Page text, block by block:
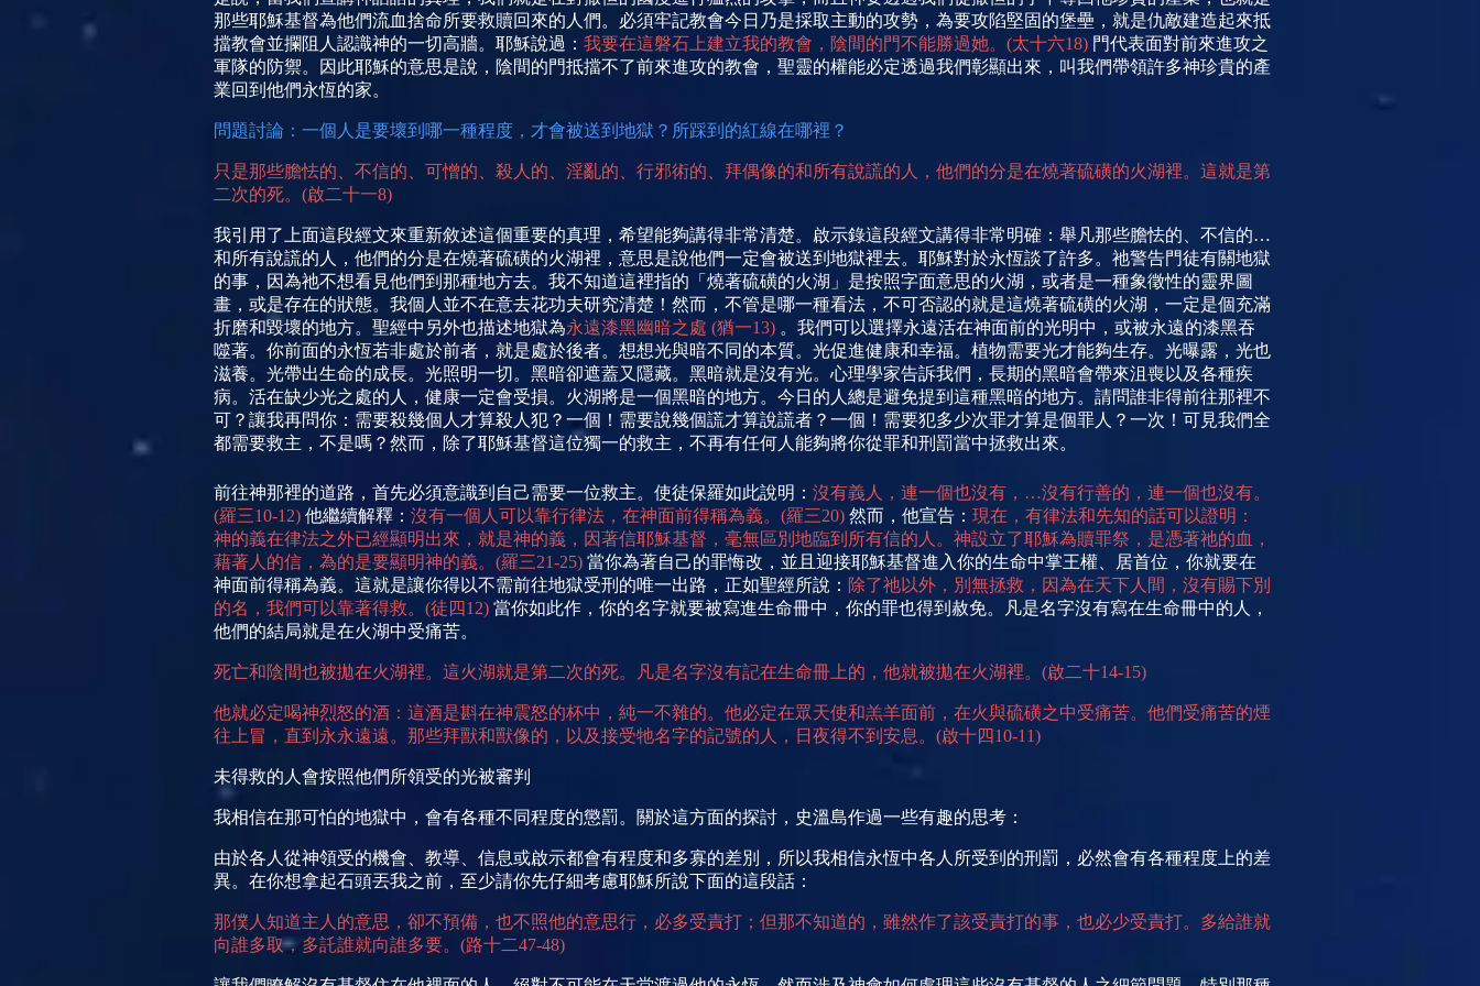
那些耶穌基督為他們流血捨命所要救贖回來的人們。必須牢記教會今日乃是採取主動的攻勢，為要攻陷堅固的堡壘，就是仇敵建造起來抵
擋教會並攔阻人認識神的一切高牆。耶穌說過： 我要在這磐石上建立我的教會，陰間的門不能勝過她。 (太十六18) 門代表面對前來進攻之
軍隊的防禦。因此耶穌的意思是說，陰間的門抵擋不了前來進攻的教會，聖靈的權能必定透過我們彰顯出來，叫我們帶領許多神珍貴的產
業回到他們永恆的家。
問題討論：一個人是要壞到哪一種程度，才會被送到地獄？所踩到的紅線在哪裡？
只是那些膽怯的、不信的、可憎的、殺人的、淫亂的、行邪術的、拜偶像的和所有說謊的人，他們的分是在燒著硫磺的火湖裡。這就是第
二次的死。 (啟二十一8)
我引用了上面這段經文來重新敘述這個重要的真理，希望能夠講得非常清楚。啟示錄這段經文講得非常明確：舉凡那些膽怯的、不信的…
和所有說謊的人，他們的分是在燒著硫磺的火湖裡，意思是說他們一定會被送到地獄裡去。耶穌對於永恆談了許多。 祂警告門徒有關地獄
的事，因為祂不想看見他們到那種地方去。我不知道這裡指的「燒著硫磺的火湖」是按照字面意思的火湖，或者是一種象徵性的靈界圖
畫，或是存在的狀態。我個人並不在意去花功夫研究清楚！然而，不管是哪一種看法，不可否認的就是這燒著硫磺的火湖，一定是個充滿
折磨和毀壞的地方。聖經中另外也描述地獄為永遠漆黑幽暗之處 (猶一13) 。我們可以選擇永遠活在神面前的光明中，或被永遠的漆黑吞
噬著。你前面的永恆若非處於前者，就是處於後者。想想光與暗不同的本質。光促進健康和幸福。植物需要光才能夠生存。光曝露，光也
滋養。光帶出生命的成長。光照明一切。黑暗卻遮蓋又隱藏。黑暗就是沒有光。心理學家告訴我們，長期的黑暗會帶來沮喪以及各種疾
病。活在缺少光之處的人，健康一定會受損。火湖將是一個黑暗的地方。今日的人總是避免提到這種黑暗的地方。請問誰非得前往那裡不
可？讓我再問你：需要殺幾個人才算殺人犯？一個！需要說幾個謊才算說謊者？一個！需要犯多少次罪才算是個罪人？一次！可見我們全
都需要救主，不是嗎？然而，除了耶穌基督這位獨一的救主，不再有任何人能夠將你從罪和刑罰當中拯救出來。
前往神那裡的道路，首先必須意識到自己需要一位救主。使徒保羅如此說明： 沒有義人，連一個也沒有， …沒有行善的，連一個也沒有。
(羅三10-12) 他繼續解釋： 沒有一個人可以靠行律法，在神面前得稱為義。 (羅三20) 然而，他宣告： 現在，有律法和先知的話可以證明：
神的義在律法之外已經顯明出來，就是神的義，因著信耶穌基督，毫無區別地臨到所有信的人。神設立了耶穌為贖罪祭，是憑著祂的血，
藉著人的信，為的是要顯明神的義。 (羅三21-25) 當你為著自己的罪悔改，並且迎接耶穌基督進入你的生命中掌王權、居首位，你就要在
神面前得稱為義。這就是讓你得以不需前往地獄受刑的唯一出路，正如聖經所說： 除了祂以外，別無拯救，因為在天下人間，沒有賜下別
的名，我們可以靠著得救。 (徒四12) 當你如此作，你的名字就要被寫進生命冊中，你的罪也得到赦免。凡是名字沒有寫在生命冊中的人，
他們的結局就是在火湖中受痛苦。
死亡和陰間也被拋在火湖裡。這火湖就是第二次的死。凡是名字沒有記在生命冊上的，他就被拋在火湖裡。 (啟二十14-15)
他就必定喝神烈怒的酒：這酒是斟在神震怒的杯中，純一不雜的。他必定在眾天使和羔羊面前，在火與硫磺之中受痛苦。他們受痛苦的煙
往上冒，直到永永遠遠。那些拜獸和獸像的，以及接受牠名字的記號的人，日夜得不到安息。 (啟十四10-11)
未得救的人會按照他們所領受的光被審判
我相信在那可怕的地獄中，會有各種不同程度的懲罰。關於這方面的探討，史溫島作過一些有趣的思考：
由於各人從神領受的機會、教導、信息或啟示都會有程度和多寡的差別，所以我相信永恆中各人所受到的刑罰，必然會有各種程度上的差
異。在你想拿起石頭丟我之前，至少請你先仔細考慮耶穌所說下面的這段話：
那僕人知道主人的意思，卻不預備，也不照他的意思行，必多受責打；但那不知道的，雖然作了該受責打的事，也必少受責打。多給誰就
向誰多取，多託誰就向誰多要。 (路十二47-48)